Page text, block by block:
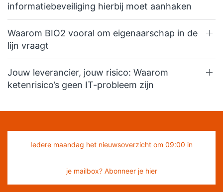
informatiebeveiliging hierbij moet aanhaken
Waarom BIO2 vooral om eigenaarschap in de
lijn vraagt
Jouw leverancier, jouw risico: Waarom
ketenrisico’s geen IT-probleem zijn
Iedere maandag het nieuwsoverzicht om 09:00 in
je mailbox? Abonneer je hier